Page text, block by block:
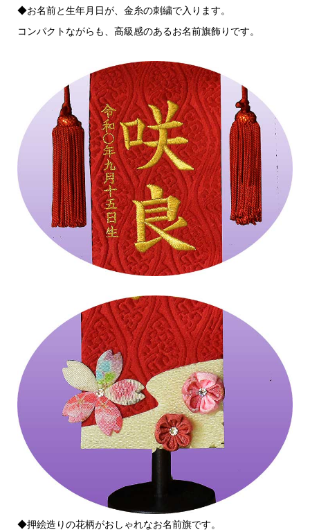
◆お名前と生年月日が、金糸の刺繍で入ります。
コンパクトながらも、高級感のあるお名前旗飾りです。
◆押絵造りの花柄がおしゃれなお名前旗です。